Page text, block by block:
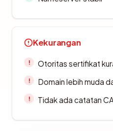
Kekurangan
Otoritas sertifikat
Domain lebih muda
Tidak ada catatan